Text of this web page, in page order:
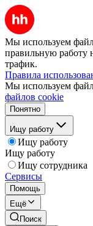
Мы используем
правильную работу
трафик.
Правила
Мы используем
файлов cookie
Понятно
Ищу работу
Ищу работу
Ищу работу
Ищу сотрудника
Сервисы
Помощь
Ещё
Поиск